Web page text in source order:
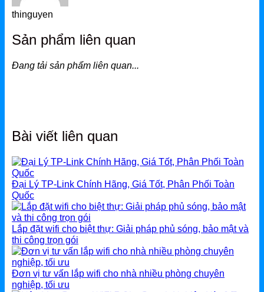
EnGenius
EnGenius Router
EnGenius Switch
EnGenius WiFi
Phụ kiện EnGenius
EnGenius Controller
thinguyen
Sản phẩm liên quan
Đang tải sản phẩm liên quan...
Bài viết liên quan
Đại Lý TP-Link Chính Hãng, Giá Tốt, Phân Phối Toàn
Quốc
Lắp đặt wifi cho biệt thự: Giải pháp phủ sóng, bảo mật và
thi công trọn gói
Đơn vị tư vấn lắp wifi cho nhà nhiều phòng chuyên
nghiệp, tối ưu